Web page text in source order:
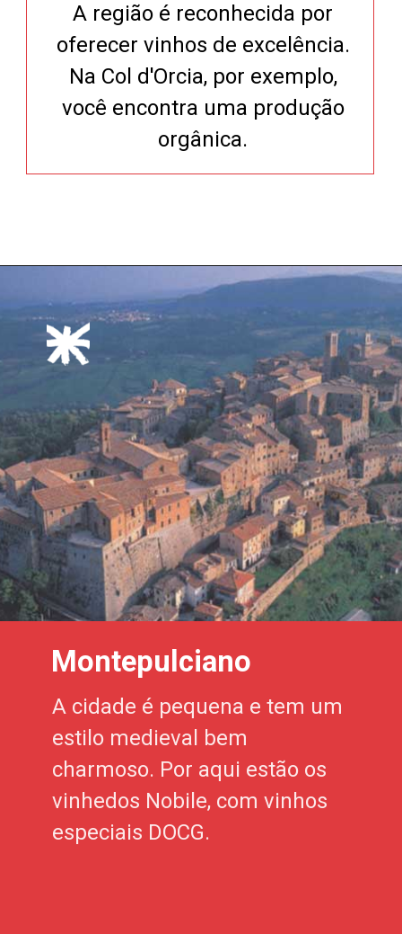
A região é reconhecida por
oferecer vinhos de excelência.
Na Col d'Orcia, por exemplo,
você encontra uma produção
orgânica.
A cidade é pequena e tem um
estilo medieval bem
charmoso. Por aqui estão os
vinhedos Nobile, com vinhos
especiais DOCG.
Montepulciano